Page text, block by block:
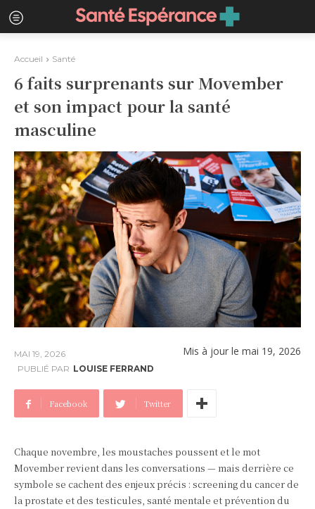
Accueil Santé
6 faits surprenants sur Movember
et son impact pour la santé
masculine
MAI 19, 2026 Mis à jour le mai 19, 2026
PUBLIÉ PAR LOUISE FERRAND
Facebook Twitter
Chaque novembre, les moustaches poussent et le mot
Movember revient dans les conversations — mais derrière ce
symbole se cachent des enjeux précis : screening du cancer de
la prostate et des testicules, santé mentale et prévention du